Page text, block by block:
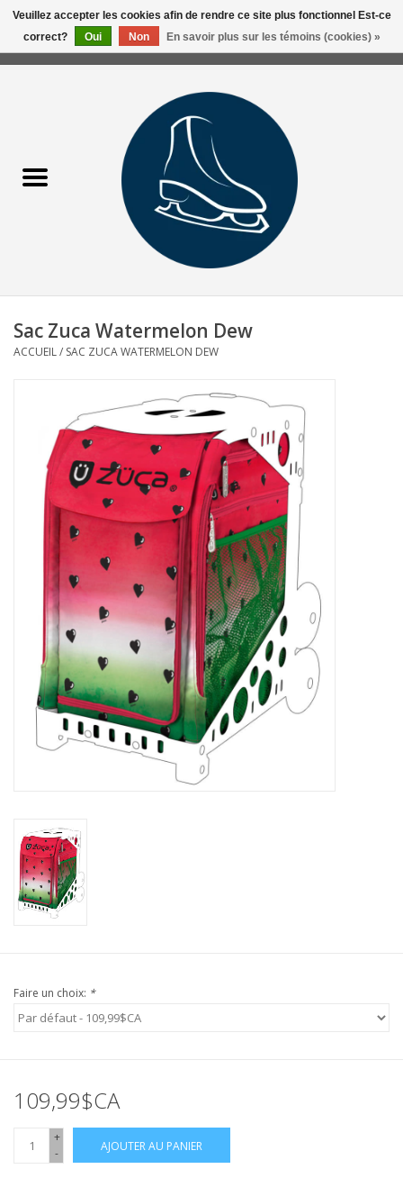
0 Articles - 0,00$CA
Liquidation/Clearance
Patins Usagés
Hockey
Pièces uniques Lamond
Signature
Rendez-vous achat de patins
Sac Zuca Watermelon Dew
ACCUEIL/ SAC ZUCA WATERMELON DEW
Faire un choix: *
109,99$CA
+
-
AJOUTER AU PANIER
Veuillez accepter les cookies afin de rendre ce site plus fonctionnel Est-ce
correct?
Oui Non En savoir plus sur les témoins (cookies) »